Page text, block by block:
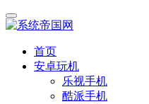
首页
安卓玩机
乐视手机
酷派手机